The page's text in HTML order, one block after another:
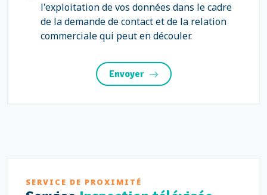
l'exploitation de vos données dans le cadre
de la demande de contact et de la relation
commerciale qui peut en découler.
Envoyer
SERVICE DE PROXIMITÉ